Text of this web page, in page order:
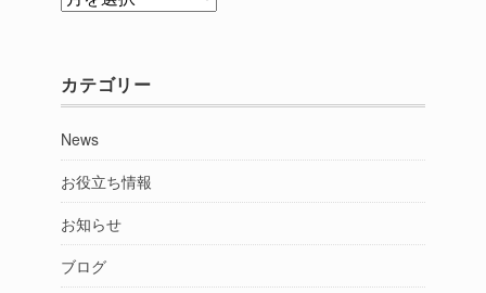
カテゴリー
News
お役立ち情報
お知らせ
ブログ